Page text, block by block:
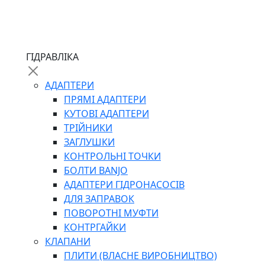
СИЛОВІ
ДРОТЯНІ
ПРУЖИННІ
НЕЙЛОНОВІ
ПРОРЕЗИНЕНІ
АВТОТОВАРИ
АВТОХІМІЯ
ДОМКРАТИ
ГІДРАВЛІКА
АДАПТЕРИ
ПРЯМІ АДАПТЕРИ
КУТОВІ АДАПТЕРИ
ТРІЙНИКИ
ЗАГЛУШКИ
КОНТРОЛЬНІ ТОЧКИ
БОЛТИ BANJO
АДАПТЕРИ ГІДРОНАСОСІВ
ДЛЯ ЗАПРАВОК
ПОВОРОТНІ МУФТИ
КОНТРГАЙКИ
КЛАПАНИ
ПЛИТИ (ВЛАСНЕ ВИРОБНИЦТВО)